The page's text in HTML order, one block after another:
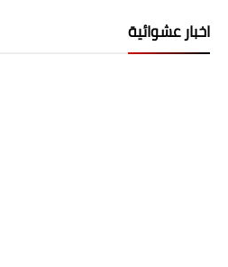
اخبار عشوائية